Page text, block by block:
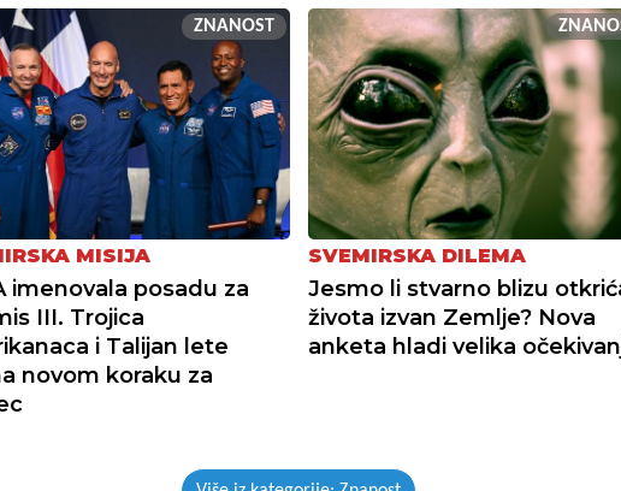
ZNANOST
MISIJA
imenovala posadu za
III. Trojica
i Talijan lete
novom koraku za
SVEMIRSKA DILEMA
Jesmo li stvarno blizu
života izvan Zemlje? Nova
anketa hladi velika